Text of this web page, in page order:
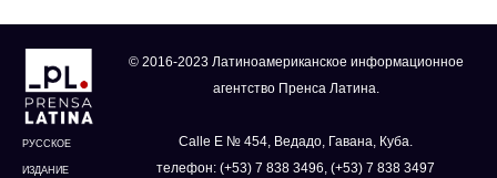
РУССКОЕ
ИЗДАНИЕ
© 2016-2023 Латиноамериканское информационное
агентство Пренса Латина.
Calle E № 454, Ведадо, Гавана, Куба.
телефон: (+53) 7 838 3496, (+53) 7 838 3497